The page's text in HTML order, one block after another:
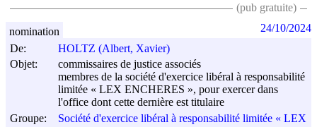
(pub gratuite)
De:
HOLTZ (Albert, Xavier)
Objet:
commissaires de justice associés
membres de la société d'exercice libéral à responsabilité
limitée « LEX ENCHERES », pour exercer dans
l'office dont cette dernière est titulaire
Groupe:
Société d'exercice libéral à responsabilité limitée « LEX
nomination 24/10/2024